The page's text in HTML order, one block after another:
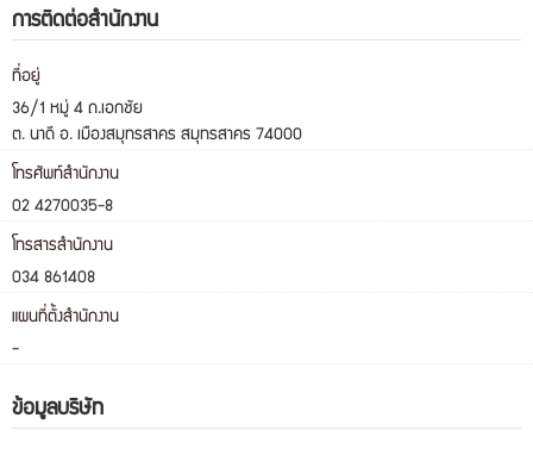
การติดต่อสำนักงาน
ที่อยู่
36/1 หมู่ 4 ถ.เอกชัย
ต. นาดี อ. เมืองสมุทรสาคร สมุทรสาคร 74000
โทรศัพท์สำนักงาน
02 4270035-8
โทรสารสำนักงาน
034 861408
แผนที่ตั้งสำนักงาน
-
ข้อมูลบริษัท